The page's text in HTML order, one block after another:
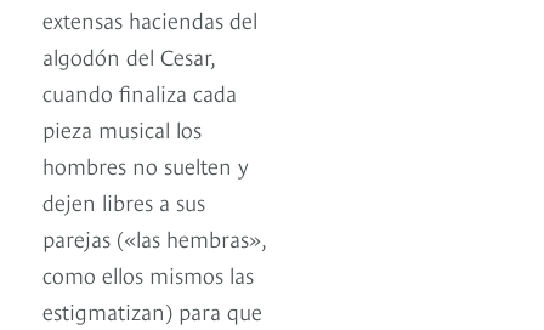
extensas haciendas del
algodón del Cesar,
cuando finaliza cada
pieza musical los
hombres no suelten y
dejen libres a sus
parejas («las hembras»,
como ellos mismos las
estigmatizan) para que